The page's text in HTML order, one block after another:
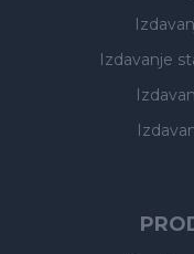
Izdavanje